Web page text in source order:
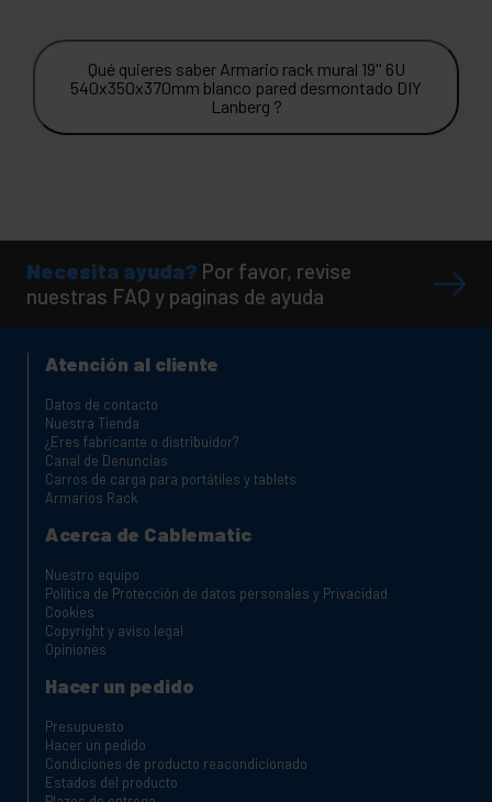
Qué quieres saber Armario rack mural 19'' 6U
540x350x370mm blanco pared desmontado DIY
Lanberg ?
Necesita ayuda? Por favor, revise
nuestras FAQ y paginas de ayuda
Atención al cliente
Datos de contacto
Nuestra Tienda
¿Eres fabricante o distribuidor?
Canal de Denuncias
Carros de carga para portátiles y tablets
Armarios Rack
Acerca de Cablematic
Nuestro equipo
Política de Protección de datos personales y Privacidad
Cookies
Copyright y aviso legal
Opiniones
Hacer un pedido
Presupuesto
Hacer un pedido
Condiciones de producto reacondicionado
Estados del producto